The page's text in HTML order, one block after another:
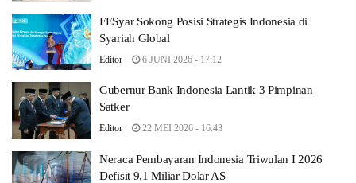
FESyar Sokong Posisi Strategis Indonesia di
Syariah Global
Editor 6 JUNI 2026 - 17:12
Gubernur Bank Indonesia Lantik 3 Pimpinan
Satker
Editor 22 MEI 2026 - 16:43
Neraca Pembayaran Indonesia Triwulan I 2026
Defisit 9,1 Miliar Dolar AS